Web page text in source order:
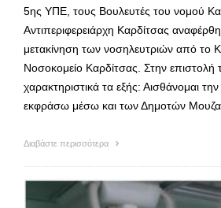
5ης ΥΠΕ, τους Βουλευτές του νομού
Αντιπεριφερειάρχη Καρδίτσας
μετακίνηση των νοσηλευτριών από το
Νοσοκομείο Καρδίτσας. Στην επιστολή
χαρακτηριστικά τα εξής: Αισθάνομαι
εκφράσω μέσω και των Δημοτών
Διαβάστε περισσότερα